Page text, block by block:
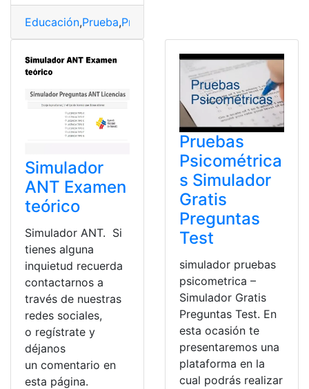
Educación,Prueba,Pruebas
Simulador
ANT Examen
teórico
Simulador ANT. Si
tienes alguna
inquietud recuerda
contactarnos a
través de nuestras
redes sociales,
o regístrate y
déjanos
un comentario en
esta página.
Pruebas
Psicométrica
s Simulador
Gratis
Preguntas
Test
simulador pruebas
psicometrica –
Simulador Gratis
Preguntas Test. En
esta ocasión te
presentaremos una
plataforma en la
cual podrás realizar